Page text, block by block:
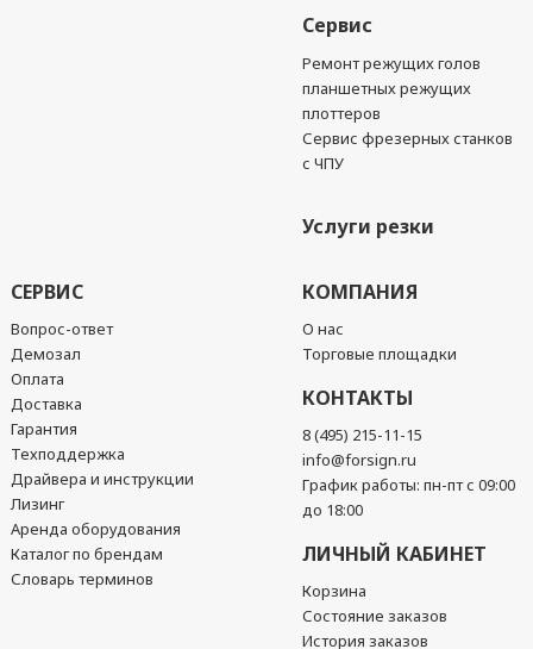
Сервис
Ремонт режущих голов
планшетных режущих
плоттеров
Сервис фрезерных станков
с ЧПУ
Услуги резки
СЕРВИС
Вопрос-ответ
Демозал
Оплата
Доставка
Гарантия
Техподдержка
Драйвера и инструкции
Лизинг
Аренда оборудования
Каталог по брендам
Словарь терминов
КОМПАНИЯ
О нас
Торговые площадки
КОНТАКТЫ
8 (495) 215-11-15
info@forsign.ru
График работы: пн-пт с 09:00
до 18:00
ЛИЧНЫЙ КАБИНЕТ
Корзина
Состояние заказов
История заказов